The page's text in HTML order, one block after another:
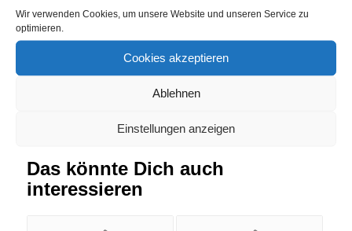
Wir verwenden Cookies, um unsere Website und unseren Service zu
optimieren.
Cookies akzeptieren
Ablehnen
Einstellungen anzeigen
Eintrag teilen
Das könnte Dich auch
interessieren